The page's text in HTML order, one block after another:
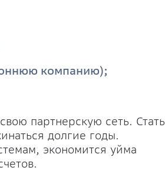
компанию);
партнерскую сеть. Стать
долгие годы.
экономится уйма